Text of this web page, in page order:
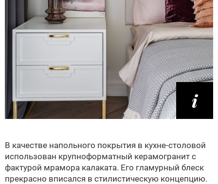
В качестве напольного покрытия в кухне-столовой
использован крупноформатный керамогранит с
фактурой мрамора калаката. Его гламурный блеск
прекрасно вписался в стилистическую концепцию.